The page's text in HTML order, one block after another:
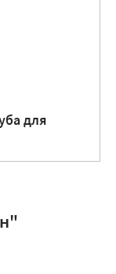
для